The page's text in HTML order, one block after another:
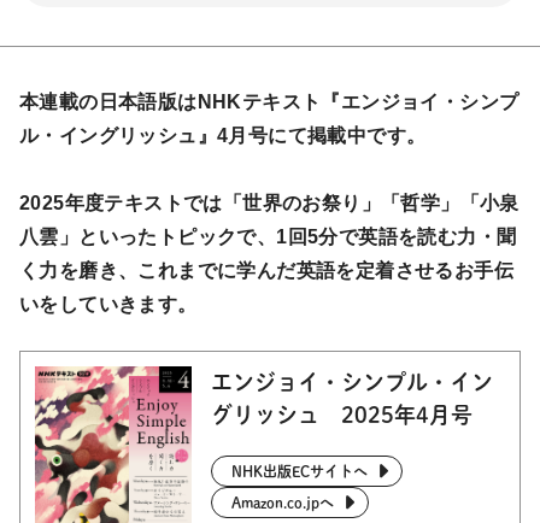
本連載の日本語版はNHKテキスト『エンジョイ・シンプ
ル・イングリッシュ』4月号にて掲載中です。
2025年度テキストでは「世界のお祭り」「哲学」「小泉
八雲」といったトピックで、1回5分で英語を読む力・聞
く力を磨き、これまでに学んだ英語を定着させるお手伝
いをしていきます。
エンジョイ・シンプル・イン
グリッシュ 2025年4月号
NHK出版ECサイトへ
Amazon.co.jpへ